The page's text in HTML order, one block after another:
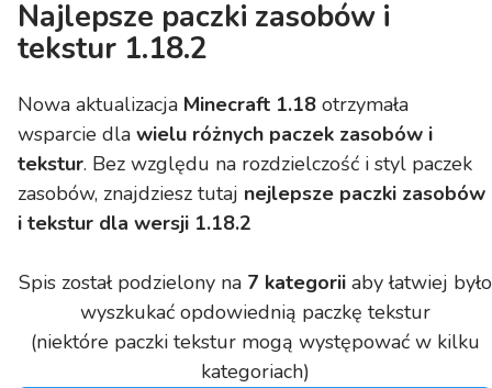
Najlepsze paczki zasobów i
tekstur 1.18.2
Nowa aktualizacja Minecraft 1.18 otrzymała
wsparcie dla wielu różnych paczek zasobów i
tekstur. Bez względu na rozdzielczość i styl paczek
zasobów, znajdziesz tutaj nejlepsze paczki zasobów
i tekstur dla wersji 1.18.2
Spis został podzielony na 7 kategoriiaby łatwiej było
wyszkukać opdowiednią paczkę tekstur
(niektóre paczki tekstur mogą występować w kilku
kategoriach)